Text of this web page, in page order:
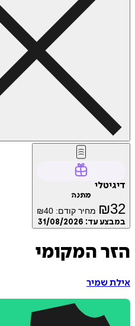
דיגיטלי
מתנה
₪32 מחיר קודם: ₪40
במבצע עד: 31/08/2026
הזר המקומי
אילת שמיר